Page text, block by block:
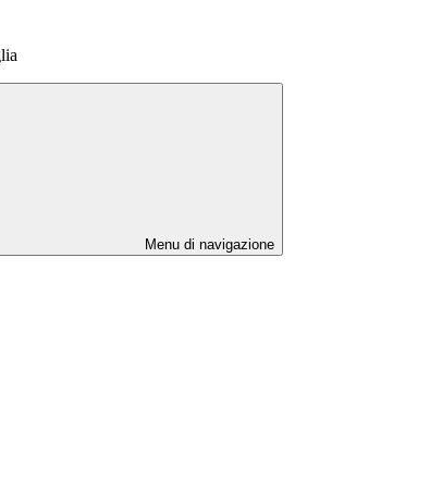
Menu di navigazione